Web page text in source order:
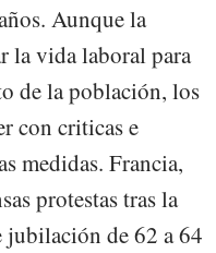
Aunque la
la vida laboral para
de la población, los
con criticas e
medidas. Francia,
protestas tras la
jubilación de 62 a 64